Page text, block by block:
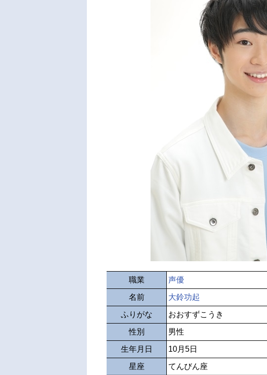
職業 声優
名前 大鈴功起
ふりがな おおすずこうき
性別 男性
生年月日 10月5日
星座 てんびん座